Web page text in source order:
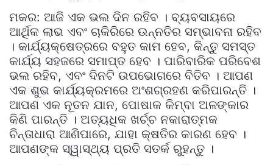
ମକର: ଆଜି ଏକ ଭଲ ଦିନ ରହିବ । ବ୍ୟବସାୟରେ
ଆର୍ଥିକ ଲାଭ ଏବଂ ଚାକିରିରେ ଉନ୍ନତିର ସମ୍ଭାବନା ରହିବ
। କାର୍ଯ୍ୟକ୍ଷେତ୍ରରେ ବହୁତ କାମ ହେବ, କିନ୍ତୁ ସମସ୍ତ
କାର୍ଯ୍ୟ ସହଜରେ ସମାପ୍ତ ହେବ । ପାରିବାରିକ ପରିବେଶ
ଭଲ ରହିବ, ଏବଂ ଦିନଟି ଉପଭୋଗରେ ବିତିବ । ଆପଣ
ଏକ ଶୁଭ କାର୍ଯ୍ୟକ୍ରମରେ ଅଂଶଗ୍ରହଣ କରିପାରନ୍ତି ।
ଆପଣ ଏକ ନୂତନ ଯାନ, ପୋଷାକ କିମ୍ବା ଅଳଙ୍କାର
କିଣି ପାରନ୍ତି । ଅତ୍ୟଧିକ ଖର୍ଚ୍ଚ ନକାରାତ୍ମକ
ଚିନ୍ତାଧାରା ଆଣିପାରେ, ଯାହା କ୍ଷତିର କାରଣ ହେବ ।
ଆପଣଙ୍କ ସ୍ୱାସ୍ଥ୍ୟ ପ୍ରତି ସତର୍କ ରୁହନ୍ତୁ ।